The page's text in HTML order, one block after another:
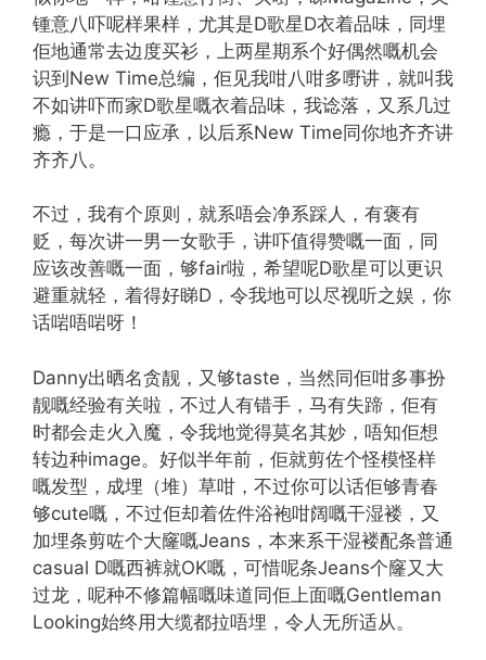
锺意八吓呢样果样，尤其是D歌星D衣着品味，同埋
佢地通常去边度买衫，上两星期系个好偶然嘅机会
识到New Time总编，佢见我咁八咁多嘢讲，就叫我
不如讲吓而家D歌星嘅衣着品味，我谂落，又系几过
瘾，于是一口应承，以后系New Time同你地齐齐讲
齐齐八。
不过，我有个原则，就系唔会净系踩人，有褒有
贬，每次讲一男一女歌手，讲吓值得赞嘅一面，同
应该改善嘅一面，够fair啦，希望呢D歌星可以更识
避重就轻，着得好睇D，令我地可以尽视听之娱，你
话啱唔啱呀！
Danny出晒名贪靓，又够taste，当然同佢咁多事扮
靓嘅经验有关啦，不过人有错手，马有失蹄，佢有
时都会走火入魔，令我地觉得莫名其妙，唔知佢想
转边种image。好似半年前，佢就剪佐个怪模怪样
嘅发型，成埋（堆）草咁，不过你可以话佢够青春
够cute嘅，不过佢却着佐件浴袍咁阔嘅干湿褛，又
加埋条剪咗个大窿嘅Jeans，本来系干湿褛配条普通
casual D嘅西裤就OK嘅，可惜呢条Jeans个窿又大
过龙，呢种不修篇幅嘅味道同佢上面嘅Gentleman
Looking始终用大缆都拉唔埋，令人无所适从。